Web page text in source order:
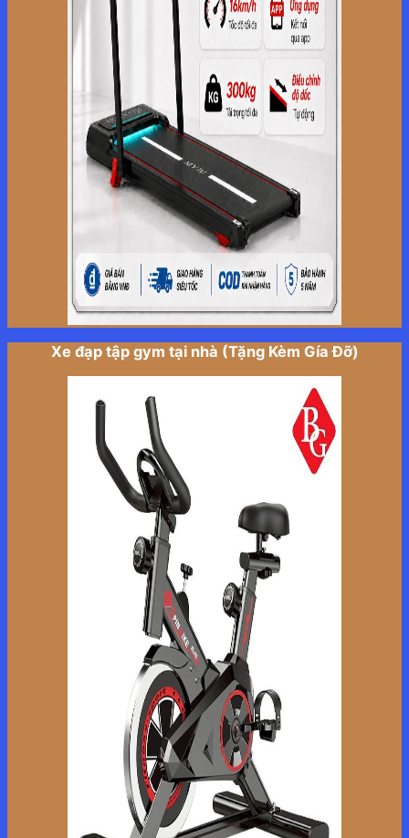
Xe đạp tập gym tại nhà (Tặng Kèm Gía Đỡ)